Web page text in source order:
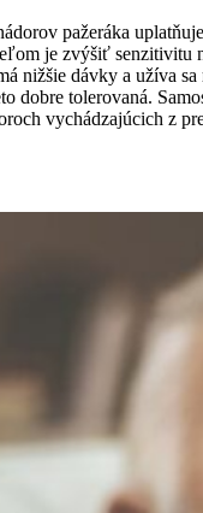
pažeráka
je zvýšiť senzitivitu
nižšie dávky a užíva sa
dobre tolerovaná.
vychádzajúcich z